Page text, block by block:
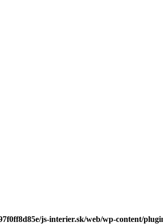
js-interier.sk/web/wp-content/